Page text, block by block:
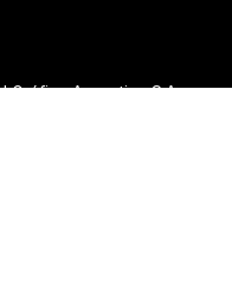
Gráfica Argentina S.A.